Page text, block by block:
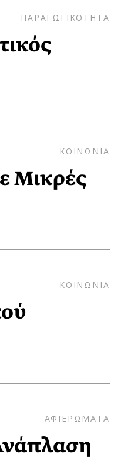
ΠΑΡΑΓΩΓΙΚΟΤΗΤΑ
ΚΟΙΝΩΝΙΑ
Μικρές
ΚΟΙΝΩΝΙΑ
ΑΦΙΕΡΩΜΑΤΑ